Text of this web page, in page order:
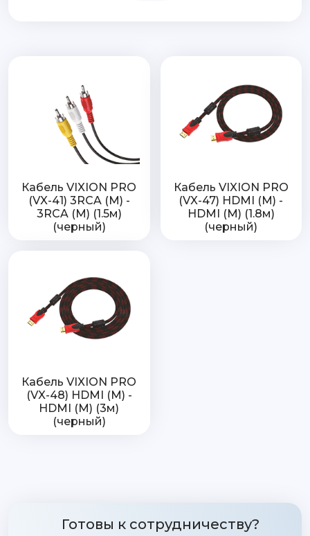
Кабель VIXION PRO
(VX-41) 3RCA (M) -
3RCA (M) (1.5м)
(черный)
Кабель VIXION PRO
(VX-47) HDMI (M) -
HDMI (M) (1.8м)
(черный)
Кабель VIXION PRO
(VX-48) HDMI (M) -
HDMI (M) (3м)
(черный)
Готовы к сотрудничеству?